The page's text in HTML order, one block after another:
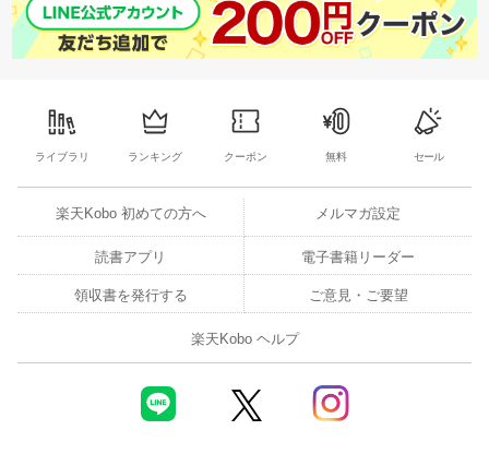
ライブラリ ランキング クーポン 無料 セール
楽天Kobo 初めての方へ メルマガ設定
読書アプリ 電子書籍リーダー
領収書を発行する ご意見・ご要望
楽天Kobo ヘルプ